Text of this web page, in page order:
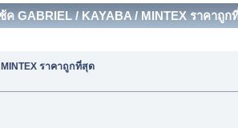
GABRIEL / KAYABA / MINTEX ราคาถูก
ราคาถูกที่สุด